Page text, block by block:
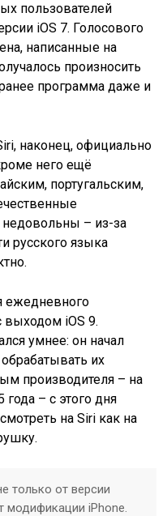
пользователей
iOS 7. Голосового
написанные на
произносить
программа даже и
наконец, официально
него ещё
португальским,
– из-за
русского языка
ежедневного
выходом iOS 9.
умнее: он начал
их
производителя – на
– с этого дня
на Siri как на
только от версии
модификации iPhone.